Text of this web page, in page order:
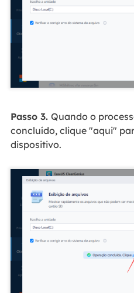
Passo 3. Quando o
concluído, clique "aqui"
dispositivo.